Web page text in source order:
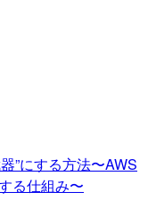
”にする方法〜AWS
る仕組み〜